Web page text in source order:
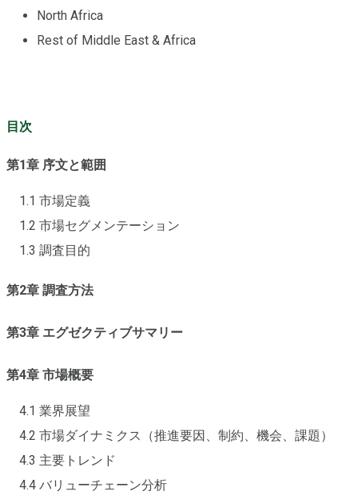
North Africa
Rest of Middle East & Africa
目次
第1章 序文と範囲
1.1 市場定義
1.2 市場セグメンテーション
1.3 調査目的
第2章 調査方法
第3章 エグゼクティブサマリー
第4章 市場概要
4.1 業界展望
4.2 市場ダイナミクス（推進要因、制約、機会、課題）
4.3 主要トレンド
4.4 バリューチェーン分析